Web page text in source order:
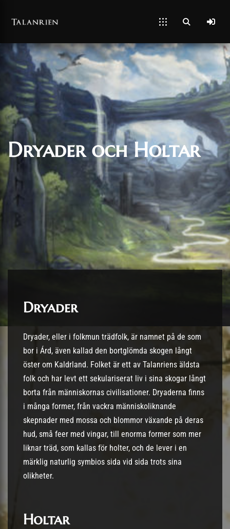
Dryader och Holtar
28/06/2022
Dryader
Dryader, eller i folkmun trädfolk, är namnet på de som
bor i Árd, även kallad den bortglömda skogen långt
öster om Kaldrland. Folket är ett av Talanriens äldsta
folk och har levt ett sekulariserat liv i sina skogar långt
borta från människornas civilisationer. Dryaderna finns
i många former, från vackra människoliknande
skepnader med mossa och blommor växande på deras
hud, små feer med vingar, till enorma former som mer
liknar träd, som kallas för holter, och de lever i en
märklig naturlig symbios sida vid sida trots sina
olikheter.
Holtar